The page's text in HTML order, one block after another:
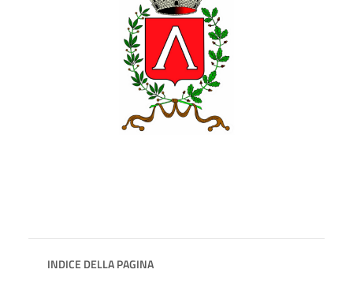
INDICE DELLA PAGINA